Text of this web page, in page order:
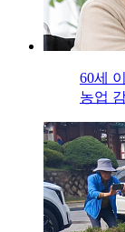
60세
농업